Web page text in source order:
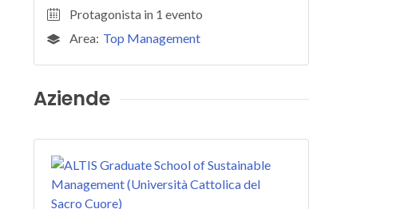
Protagonista in 1 evento
Area: Top Management
Aziende